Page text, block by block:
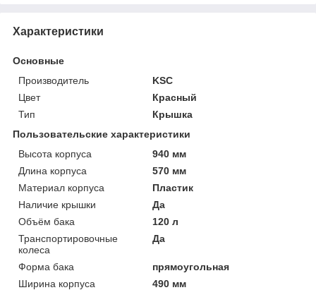
Характеристики
Основные
Производитель
KSC
Цвет
Красный
Тип
Крышка
Пользовательские характеристики
Высота корпуса
940 мм
Длина корпуса
570 мм
Материал корпуса
Пластик
Наличие крышки
Да
Объём бака
120 л
Транспортировочные
колеса
Да
Форма бака
прямоугольная
Ширина корпуса
490 мм